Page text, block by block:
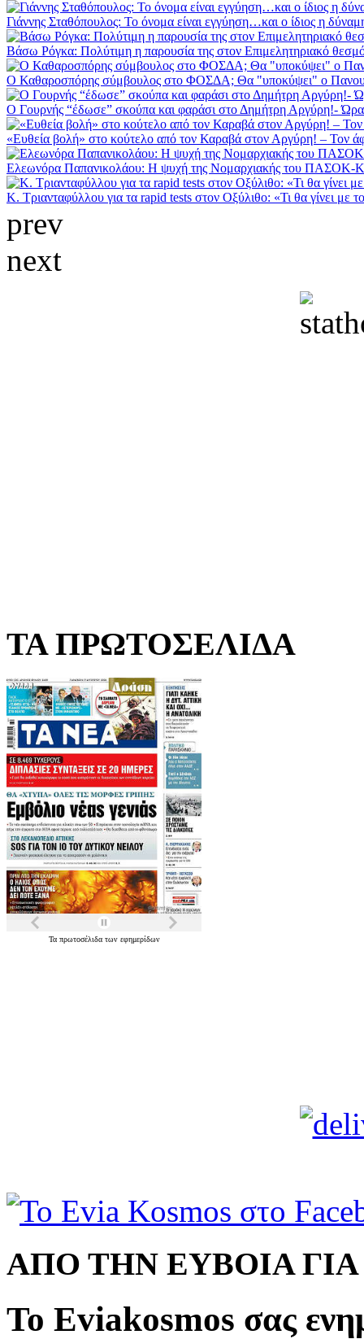
Γιάννης Σταθόπουλος: Το όνομα είναι εγγύηση…και ο ίδιος η
Βάσω Ρόγκα: Πολύτιμη η παρουσία της στον Επιμελητηριακό
Ο Καθαροσπόρης σύμβουλος στο ΦΟΣΔΑ; Θα "υποκύψει" ο
Ο Γουρνής “έδωσε” σκούπα και φαράσι στο Δημήτρη Αργύρη!- Ώρα
«Ευθεία βολή» στο κούτελο από τον Καραβά στον Αργύρη! – Τον
Ελεωνόρα Παπανικολάου: Η ψυχή της Νομαρχιακής του ΠΑΣΟΚ-
Κ. Τριανταφύλλου για τα rapid tests στον Οξύλιθο: «Τι θα γίνει με
prev
next
ΤΑ ΠΡΩΤΟΣΕΛΙΔΑ
Τα πρωτοσέλιδα των εφημερίδων
ΑΠΟ ΤΗΝ ΕΥΒΟΙΑ
Το Eviakosmos σας